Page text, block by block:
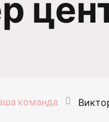
команда